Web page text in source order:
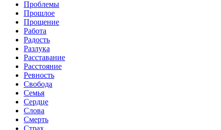
Проблемы
Прошлое
Прощение
Работа
Радость
Разлука
Расставание
Расстояние
Ревность
Свобода
Семья
Сердце
Слова
Смерть